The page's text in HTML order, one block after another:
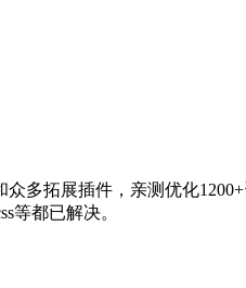
多拓展插件，亲测优化
等都已解决。